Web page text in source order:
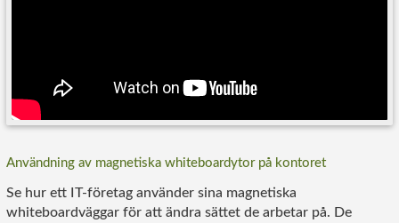
Användning av magnetiska whiteboardytor på kontoret
Se hur ett IT-företag använder sina magnetiska
whiteboardväggar för att ändra sättet de arbetar på. De